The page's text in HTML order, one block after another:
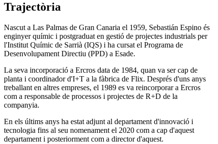
Trajectòria
Nascut a Las Palmas de Gran Canaria el 1959, Sebastián Espino és
enginyer químic i postgraduat en gestió de projectes industrials per
l'Institut Químic de Sarrià (IQS) i ha cursat el Programa de
Desenvolupament Directiu (PPD) a Esade.
La seva incorporació a Ercros data de 1984, quan va ser cap de
planta i coordinador d'I+T a la fàbrica de Flix. Després d'uns anys
treballant en altres empreses, el 1989 es va reincorporar a Ercros
com a responsable de processos i projectes de R+D de la
companyia.
En els últims anys ha estat adjunt al departament d'innovació i
tecnologia fins al seu nomenament el 2020 com a cap d'aquest
departament i posteriorment com a director d'aquest.